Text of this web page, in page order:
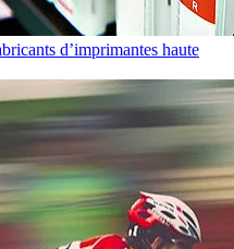
d’imprimantes haute